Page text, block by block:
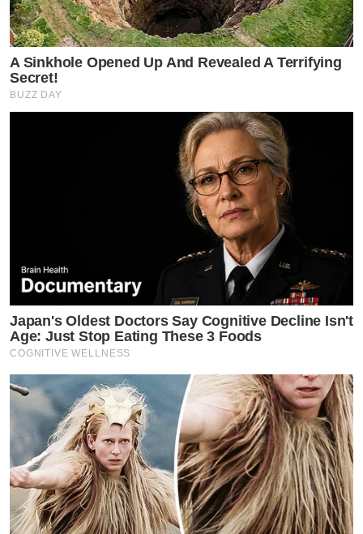
A Sinkhole Opened Up And Revealed A Terrifying
Secret!
BUZZ DAY
Japan's Oldest Doctors Say Cognitive Decline Isn't
Age: Just Stop Eating These 3 Foods
COGNITIVE WELLNESS